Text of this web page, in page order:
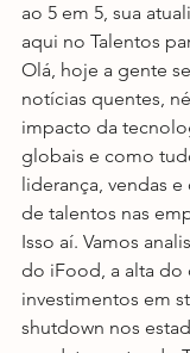
ao 5 em 5, sua
aqui no Talentos
Olá, hoje a gente
notícias quentes,
impacto da
globais e como
liderança, vendas
de talentos nas
Isso aí. Vamos
do iFood, a alta do
investimentos em
shutdown nos